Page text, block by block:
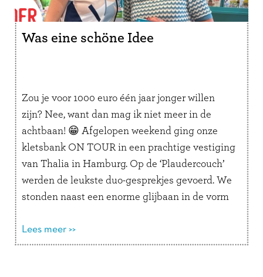
Was eine schöne Idee
Zou je voor 1000 euro één jaar jonger willen
zijn? Nee, want dan mag ik niet meer in de
achtbaan! 😁 Afgelopen weekend ging onze
kletsbank ON TOUR in een prachtige vestiging
van Thalia in Hamburg. Op de ‘Plaudercouch’
werden de leukste duo-gesprekjes gevoerd. We
stonden naast een enorme glijbaan in de vorm
Lees meer >>